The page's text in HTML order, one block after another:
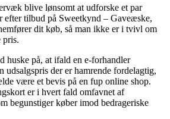
blive lønsomt at udforske et par
efter tilbud på Sweetkynd – Gaveæske,
dit køb, så man ikke er i tvivl om
pris.
huske på, at ifald en e-forhandler
udsalgspris der er hamrende fordelagtig,
være et bevis på en fup online shop.
er i hvert fald omfavnet af
begunstiger køber imod bedrageriske